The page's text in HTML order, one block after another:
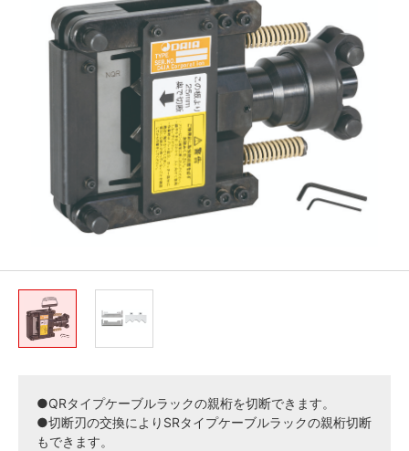
●QRタイプケーブルラックの親桁を切断できます。
●切断刃の交換によりSRタイプケーブルラックの親桁切断
もできます。